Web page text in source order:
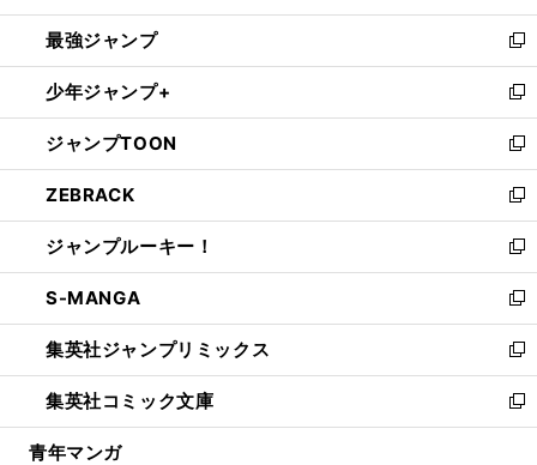
ン
ド
ウ
で
開
く
ウ
ィ
ン
ド
ウ
で
開
く
し
い
ウ
ィ
ン
ド
ウ
で
開
く
最強ジャンプ
新
し
い
ウ
ィ
ン
ド
ウ
で
開
く
少年ジャンプ+
新
し
い
ウ
ィ
ン
ド
ウ
で
開
く
ジャンプTOON
新
し
い
ウ
ィ
ン
ド
ウ
で
開
く
ZEBRACK
新
し
い
ウ
ィ
ン
ド
ウ
で
開
ジャンプルーキー！
新
し
い
ウ
ィ
ン
ド
ウ
S-MANGA
新
し
い
ウ
ィ
ン
集英社ジャンプリミックス
新
し
い
ウ
集英社コミック文庫
新
し
青年マンガ